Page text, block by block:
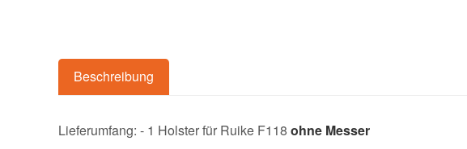
Beschreibung
Lieferumfang: - 1 Holster für Ruike F118 ohne Messer